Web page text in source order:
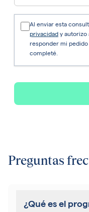
Al enviar esta
privacidad y autorizo
responder mi
completé.
Preguntas
¿Qué es el